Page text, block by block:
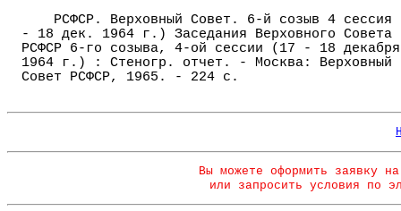
РСФСР. Верховный Совет. 6-й созыв 4 сессия
- 18 дек. 1964 г.) Заседания Верховного Совета
РСФСР 6-го созыва, 4-ой сессии (17 - 18 декабря
1964 г.) : Стеногр. отчет. - Москва: Верховный
Совет РСФСР, 1965. - 224 с.
Вы можете оформить заявку
или запросить условия по